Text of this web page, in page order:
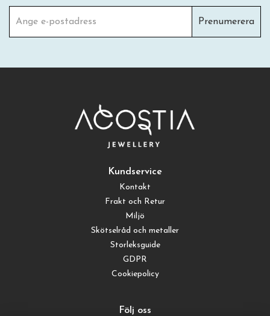
Prenumerera
Kundservice
Kontakt
Frakt och Retur
Miljö
Skötselråd och metaller
Storleksguide
GDPR
Cookiepolicy
Följ oss